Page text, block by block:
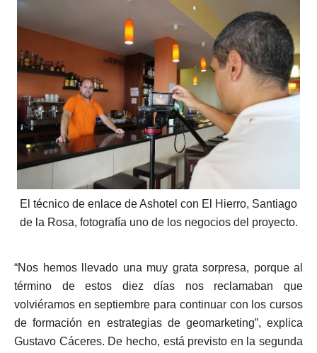
El técnico de enlace de Ashotel con El Hierro, Santiago
de la Rosa, fotografía uno de los negocios del proyecto.
“Nos hemos llevado una muy grata sorpresa, porque al
término de estos diez días nos reclamaban que
volviéramos en septiembre para continuar con los cursos
de formación en estrategias de geomarketing”, explica
Gustavo Cáceres. De hecho, está previsto en la segunda